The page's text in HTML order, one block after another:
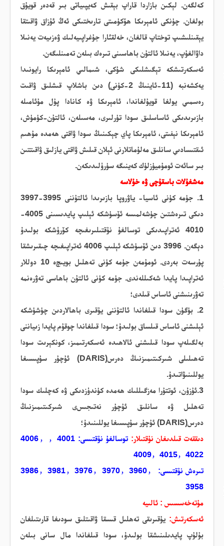
كەلگەن. لېكىن بازاردا قاراپ بېقىش كەيپىياتى بىر قەدەر قويۇق
بولغان. چۈنكى ئامېرىكا ھۆكۈمىتى تارىختىكى ئەڭ ئۇزاق ۋاقىتقا
يېقىنلىشىپ توختاپ قالغان، خەلقئارا جۇغراپىيەلىك ۋەزىيەت يەنىلا
داۋالغۇپ، يەنىلا ئالتۇن باھاسىنى تىرەك بىلەن تەمىنلىگەن.
ئەسكەرتىشكە تېگىشلىكى شۇكى، شىمالىي ئامېرىكا رايونىدا
يەكشەنبە (11-ئاينىڭ 2-كۈنى) دىن باشلاپ قىشلىق ۋاقىت
رەسمىي يولغا قويۇلغاندا، ئامېرىكا ۋە كانادا پۇل مۇئامىلە
بازىرىدىكى ئاساسلىق سودا تۈرلىرى، مەسىلەن، ئالتۇن-كۈمۈش،
ئامېرىكا نېفىتى، ئامېرىكا پاي چېكىنىڭ سودا ۋاقتى ھەمدە مۇھىم
ئىقتىسادىي سانلىق مەلۇماتلارنى ئېلان قىلىش ۋاقتى يازلىق ۋاقىتتىن
بىر سائەت ئومۇميۈزلۈك كەينىگە سۈرۈلىدىكەن.
مەشغۇلات باسقۇچى ۋە خۇلاسە
1.
جۈمەكۈنى ئاسيا- ياۋروپا بازىرىدا ئالتۇ
ننى 3995-3997
دىكى تىرەشتىن چۈشەلمىسە ئۆسۈشكە ئېلىپ پايدىسىنى 4005-
4010 ئەتراپىدىكى توسالغۇ نۇقتىلىرىغىچە كۆرۈشكە بولىدۇ
دېگەن. 3996 دىن ئۆسۈشكە ئېلىپ 4006 ئەتراپىغىچە چىقىرىشقا
پۇرسەت بەردى.ئومۇمەن جۈمەكۈنى تەھلىل بويىچ
ە 10 دوللار
ئەتراپىدا پايدا شەكىللەندى. جۈمە كۈنى ئالتۇن باھاسى تەۋرەنمە
تەۋرىنىشنى ئاساس قىلدى؛
2. بۈگۈن سودا قىلغاندا
ئالتۇننى يۇقىرى باھالاردىن چۈشۈشكە
ئېلىشنى ئاساس قىلساق بولىدۇ؛ سودا قىلغاندا چوقۇم پايدا زىياننى
بەلگىلەپ سودا قىلىشنى ئالاھىدە ئەسكەرتىمىز،كونكېرىت سودا
تەھىلىلى
شىركىتىمىزنىڭ دەرس(DARIS) ئۇچۇر سۇپىسىغا
يوللىنىۋاتىدۇ.
3. ئۇزۇن، ئوتتۇرا مەزگىللىك ھەمدە كۈندۈزدىكى ۋە كەچلىك سودا
تەھلىل ۋە سانلىق ئۇچۇر نەتىجىسى شىركىتىمىزنىڭ
دەرس(DARIS) ئۇچۇر سۇپىسىغا
يوللىنىدۇ؛
دىققەت قىلدىغان نۇقتىلار:توسالغۇ نۇقتىسى: 4001
，4006，
4009，4015，4022
تىرەش نۇقتىسى: 3986，3981，3976，3970，3960，
3958
مۇتەخەسسىس : ئالىيە
ئەسكەرتىش: يۇقىرىقى تەھلىل قىسقا ۋاقىتلىق سودىغا قارىتىلغان
بۇلۇپ پايدىلىنىشقا بولىدۇ،
سودا قىلغاندا مال سانى بىلەن